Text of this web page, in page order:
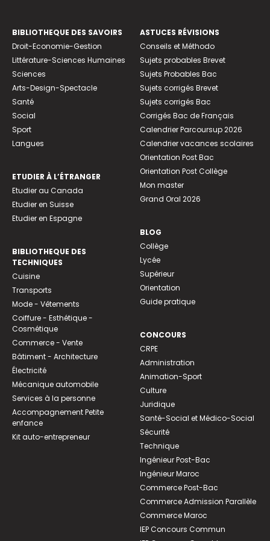
BIBLIOTHEQUE DES SAVOIRS
Droit-Economie-Gestion
Littérature-Sciences Humaines
Sciences
Arts-Design-Spectacle
Santé
Social
Sport
Langues
ETUDIER À L’ÉTRANGER
Etudier au Canada
Etudier en Suisse
Etudier en Espagne
BIBLIOTHEQUE DES
TECHNIQUES
Cuisine
Transports
Mode - Vêtements
Coiffure - Esthétique -
Cosmétique
Commerce - Vente
Bâtiment - Architecture
Électricité
Mécanique automobile
Services à la personne
Accompagnement Petite
enfance
Kit auto-entrepreneur
ASTUCES RÉVISIONS
Conseils et Méthodo
Sujets probables Brevet
Sujets Probables Bac
Sujets corrigés Brevet
Sujets corrigés Bac
Corrigés Bac de Français
Calendrier Parcoursup 2026
Calendrier vacances scolaires
Orientation Post Bac
Orientation Post Collège
Mon master
Grand Oral 2026
BLOG
Collège
Lycée
Supérieur
Orientation
Guide pratique
CONCOURS
CRPE
Administration
Animation-Sport
Culture
Juridique
Santé-Social et Médico-Social
Sécurité
Technique
Ingénieur Post-Bac
Ingénieur Maroc
Commerce Post-Bac
Commerce Admission Parallèle
Commerce Maroc
IEP Concours Commun